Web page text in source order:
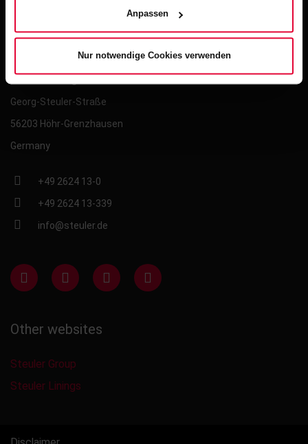
Anpassen
Nur notwendige Cookies verwenden
Contact
Georg-Steuler-Straße
56203 Höhr-Grenzhausen
Germany
+49 2624 13-0
+49 2624 13-339
info@steuler.de
Other websites
Steuler Group
Steuler Linings